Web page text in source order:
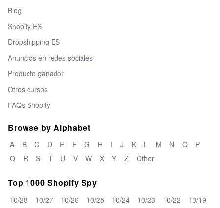
Blog
Shopify ES
Dropshipping ES
Anuncios en redes sociales
Producto ganador
Otros cursos
FAQs Shopify
Browse by Alphabet
A B C D E F G H I J K L M N O
P
Q
R S T U V W X Y Z Other
Top 1000 Shopify Spy
10/28 10/27 10/26 10/25 10/24 10/23 10/22
10/19